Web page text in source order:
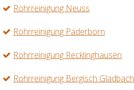
Rohrreinigung Neuss
Rohrreinigung Paderborn
Rohrreinigung Recklinghausen
Rohrreinigung Bergisch Gladbach